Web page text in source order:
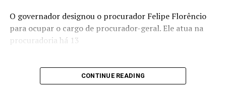
O governador designou o procurador Felipe Florêncio
para ocupar o cargo de procurador-geral. Ele atua na
procuradoria há 13
CONTINUE READING